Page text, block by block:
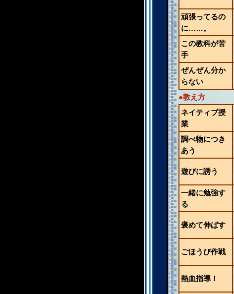
頑張ってるの
に……。
この教科が苦
手
ぜんぜん分か
らない
●教え方
ネイティブ授
業
調べ物につき
あう
遊びに誘う
一緒に勉強す
る
褒めて伸ばす
ごほうび作戦
熱血指導！